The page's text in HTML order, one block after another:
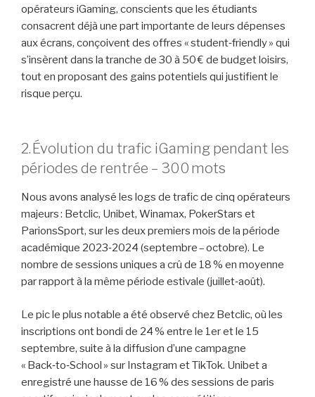
opérateurs iGaming, conscients que les étudiants
consacrent déjà une part importante de leurs dépenses
aux écrans, conçoivent des offres « student‑friendly » qui
s’insèrent dans la tranche de 30 à 50 € de budget loisirs,
tout en proposant des gains potentiels qui justifient le
risque perçu.
2. Évolution du trafic iGaming pendant les
périodes de rentrée – 300 mots
Nous avons analysé les logs de trafic de cinq opérateurs
majeurs : Betclic, Unibet, Winamax, PokerStars et
ParionsSport, sur les deux premiers mois de la période
académique 2023‑2024 (septembre – octobre). Le
nombre de sessions uniques a crû de 18 % en moyenne
par rapport à la même période estivale (juillet‑août).
Le pic le plus notable a été observé chez Betclic, où les
inscriptions ont bondi de 24 % entre le 1er et le 15
septembre, suite à la diffusion d’une campagne
« Back‑to‑School » sur Instagram et TikTok. Unibet a
enregistré une hausse de 16 % des sessions de paris